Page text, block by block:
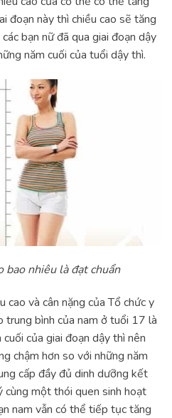
đoạn này thì chiều cao sẽ tăng
bạn nữ đã qua giai đoạn dậy
năm cuối của tuổi dậy thì.
bao nhiêu là đạt chuẩn
và cân nặng của Tổ chức y
bình của nam ở tuổi 17 là
của giai đoạn dậy thì nên
chậm hơn so với những năm
cấp đầy đủ dinh dưỡng kết
một thói quen sinh hoạt
nam vẫn có thể tiếp tục tăng